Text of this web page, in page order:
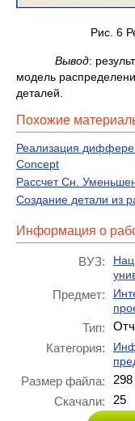
Рис. 6
Вывод:
модель
деталей.
Похожие
Реализация
Concept
Рассчет Cн.
Создание детали из
Информация о
ВУЗ:
Предмет:
Тип:
Категория:
Размер файла:
Скачали:
25